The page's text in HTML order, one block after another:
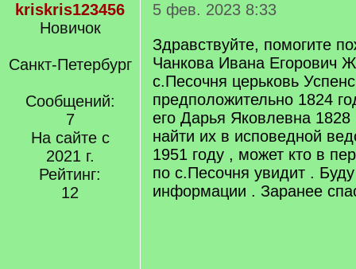
kriskris123456
Новичок
Санкт-Петербург
Сообщений:
7
На сайте с
2021 г.
Рейтинг:
12
5 фев. 2023 8:33
Здравствуйте, помогите
Чанкова Ивана Егорович
с.Песочня церьковь
предположительно 1824
его Дарья Яковлевна 1828
найти их в исповедной
1951 году , может кто в
по с.Песочня увидит .
информации . Заранее